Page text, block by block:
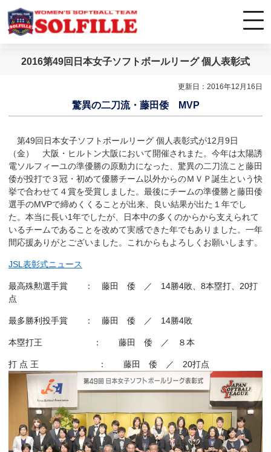
2016第49回日本女子ソフトボールリーグ 個人表彰式
更新日：2016年12月16日
驚異の二刀流・藤田倭 MVP
第49回日本女子ソフトボールリーグ 個人表彰式が12月9日
（金） 大阪・ヒルトン大阪において開催されまた。今年は太陽誘
電ソルフィーユの準優勝の原動力になった、驚異の二刀流こと藤田
倭が投打で３冠・初めて優勝チーム以外からのＭＶＰ誕生という快
挙で合わせて４賞を受賞しました。最後にチームの準優勝と藤田倭
選手のMVPで締めくくることが出来、良い結果が出た１年でし
た。本当に長い1年でしたが、日本中の多くのからから支えられて
いるチームであることを改めて実感できた年でもありました。一年
間応援ありがとございました。これからもよろしくお願いします。
JSL表彰式ニュース
最高殊勲選手賞 ： 藤田 倭 ／ 14勝4敗、8本塁打、20打
点
最多勝利投手賞 ： 藤田 倭 ／ 14勝4敗
本塁打王 ： 藤田 倭 ／ ８本
打 点 王 ： 藤田 倭 ／ 20打点